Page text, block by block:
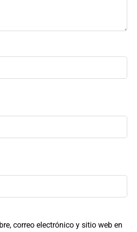
correo electrónico y sitio web en